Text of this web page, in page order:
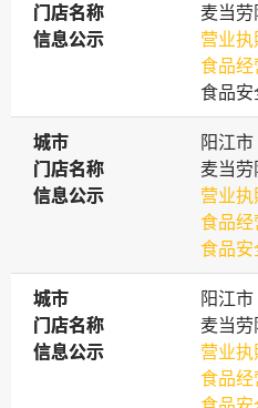
门店名称
门店名称
麦当
信息公示
信息公示
营业执
食品经
食品
城市
城市
阳江市
门店名称
门店名称
麦当
信息公示
信息公示
营业执
食品经
食品
城市
城市
阳江市
门店名称
门店名称
麦当
信息公示
信息公示
营业执
食品经